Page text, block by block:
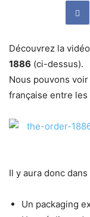
Découvrez la
1886 (ci-dessus).
Nous pouvons
française entre
Il y aura donc
Un packaging